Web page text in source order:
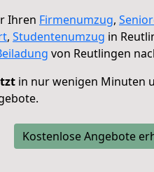
Ihren Firmenumzug,
, Studentenumzug in
von Reutlingen
in nur wenigen Minuten
Kostenlose Angebote